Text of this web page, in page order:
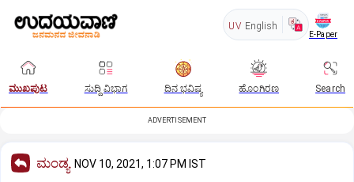
UV English
E-Paper
ಮುಖಪುಟ ಸುದ್ದಿ ವಿಭಾಗ ದಿನ ಭವಿಷ್ಯ ಹೊಂಗಿರಣ Search
ADVERTISEMENT
ಮಂಡ್ಯ NOV 10, 2021, 1:07 PM IST